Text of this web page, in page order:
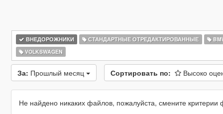
ВНЕДОРОЖНИКИ СТАНДАРТНЫЕ ОТРЕДАКТИРОВАННЫЕ
VOLKSWAGEN
За: Прошлый месяц Сортировать по: Высоко
Не найдено никаких файлов, пожалуйста, смените критерии